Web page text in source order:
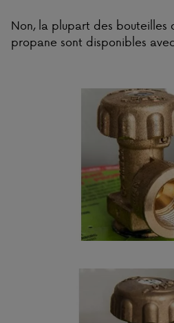
Non, la plupart des bouteilles
propane sont disponibles